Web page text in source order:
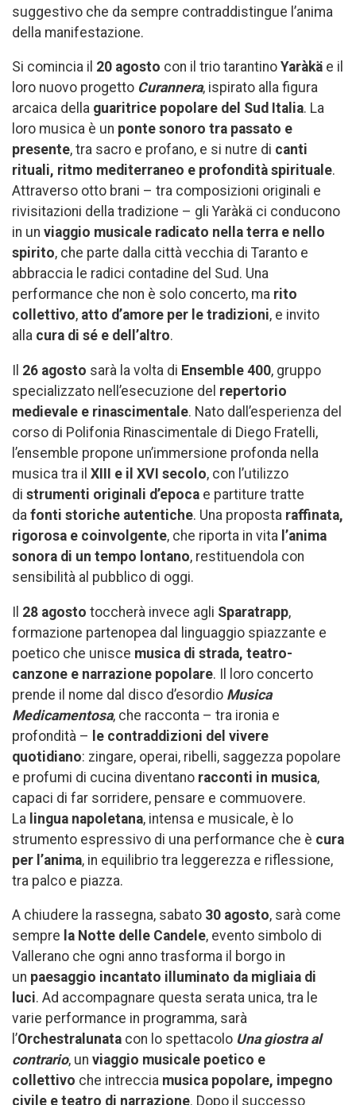
suggestivo che da sempre contraddistingue l’anima
della manifestazione.
Si comincia il 20 agosto con il trio tarantino Yaràkä e il
loro nuovo progetto Curannera, ispirato alla figura
arcaica della guaritrice popolare del Sud Italia. La
loro musica è un ponte sonoro tra passato e
presente, tra sacro e profano, e si nutre di canti
rituali, ritmo mediterraneo e profondità spirituale.
Attraverso otto brani – tra composizioni originali e
rivisitazioni della tradizione – gli Yaràkä ci conducono
in un viaggio musicale radicato nella terra e nello
spirito, che parte dalla città vecchia di Taranto e
abbraccia le radici contadine del Sud. Una
performance che non è solo concerto, ma rito
collettivo, atto d’amore per le tradizioni, e invito
alla cura di sé e dell’altro.
Il 26 agosto sarà la volta di Ensemble 400, gruppo
specializzato nell’esecuzione del repertorio
medievale e rinascimentale. Nato dall’esperienza del
corso di Polifonia Rinascimentale di Diego Fratelli,
l’ensemble propone un’immersione profonda nella
musica tra il XIII e il XVI secolo, con l’utilizzo
di strumenti originali d’epoca e partiture tratte
da fonti storiche autentiche. Una proposta raffinata,
rigorosa e coinvolgente, che riporta in vita l’anima
sonora di un tempo lontano, restituendola con
sensibilità al pubblico di oggi.
Il 28 agosto toccherà invece agli Sparatrapp,
formazione partenopea dal linguaggio spiazzante e
poetico che unisce musica di strada, teatro-
canzone e narrazione popolare. Il loro concerto
prende il nome dal disco d’esordio Musica
Medicamentosa, che racconta – tra ironia e
profondità – le contraddizioni del vivere
quotidiano: zingare, operai, ribelli, saggezza popolare
e profumi di cucina diventano racconti in musica,
capaci di far sorridere, pensare e commuovere.
La lingua napoletana, intensa e musicale, è lo
strumento espressivo di una performance che è cura
per l’anima, in equilibrio tra leggerezza e riflessione,
tra palco e piazza.
A chiudere la rassegna, sabato 30 agosto, sarà come
sempre la Notte delle Candele, evento simbolo di
Vallerano che ogni anno trasforma il borgo in
un paesaggio incantato illuminato da migliaia di
luci. Ad accompagnare questa serata unica, tra le
varie performance in programma, sarà
l’Orchestralunata con lo spettacolo Una giostra al
contrario, un viaggio musicale poetico e
collettivo che intreccia musica popolare, impegno
civile e teatro di narrazione. Dopo il successo